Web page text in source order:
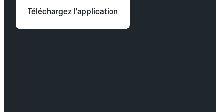
Téléchargez l'application